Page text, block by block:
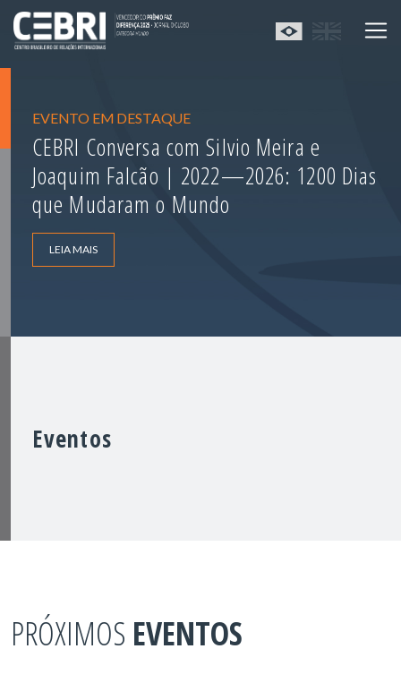
EVENTO EM DESTAQUE
CEBRI Conversa com Silvio Meira e
Joaquim Falcão | 2022—2026: 1200 Dias
que Mudaram o Mundo
LEIA MAIS
Eventos
PRÓXIMOS EVENTOS